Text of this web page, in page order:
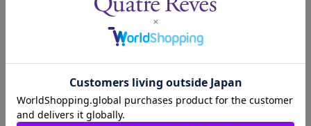
■ブロマイドの個包装はしておりません。
■ブロマイドに不良がございましたら、良品と交換いたしますの
で、お手数ですが弊社カスタマーセンターへご連絡ください。
1608014-007